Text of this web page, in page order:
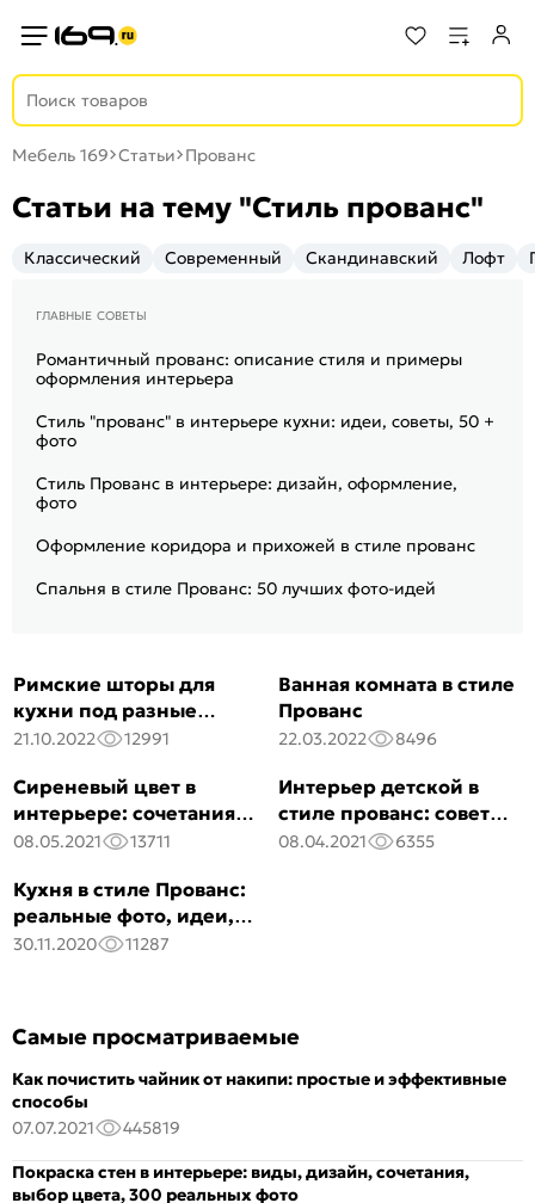
Мебель 169 Статьи Прованс
Статьи на тему "Стиль прованс"
Классический Современный Скандинавский Лофт
главные советы
Романтичный прованс: описание стиля и примеры
оформления интерьера
Стиль "прованс" в интерьере кухни: идеи, советы, 50 +
фото
Стиль Прованс в интерьере: дизайн, оформление,
фото
Оформление коридора и прихожей в стиле прованс
Спальня в стиле Прованс: 50 лучших фото-идей
Римские шторы для
кухни под разные
стили интерьера с
21.10.2022 12991
Ванная комната в стиле
Прованс
22.03.2022 8496
Сиреневый цвет в
интерьере: сочетания,
мебель и декор, 50
08.05.2021 13711
Интерьер детской в
стиле прованс: советы
и правила оформления
08.04.2021 6355
Кухня в стиле Прованс:
реальные фото, идеи,
примеры, советы
30.11.2020 11287
Самые просматриваемые
Как почистить чайник от накипи: простые и эффективные
способы
07.07.2021
445819
Покраска стен в интерьере: виды, дизайн, сочетания,
выбор цвета, 300 реальных фото